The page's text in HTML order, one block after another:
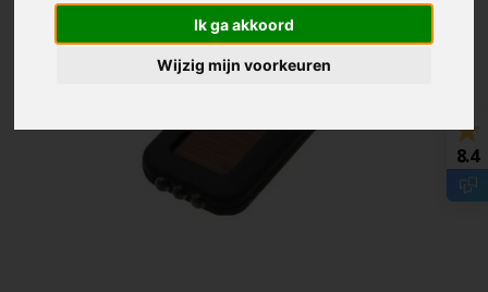
Ik ga akkoord
Wijzig mijn voorkeuren
8.4